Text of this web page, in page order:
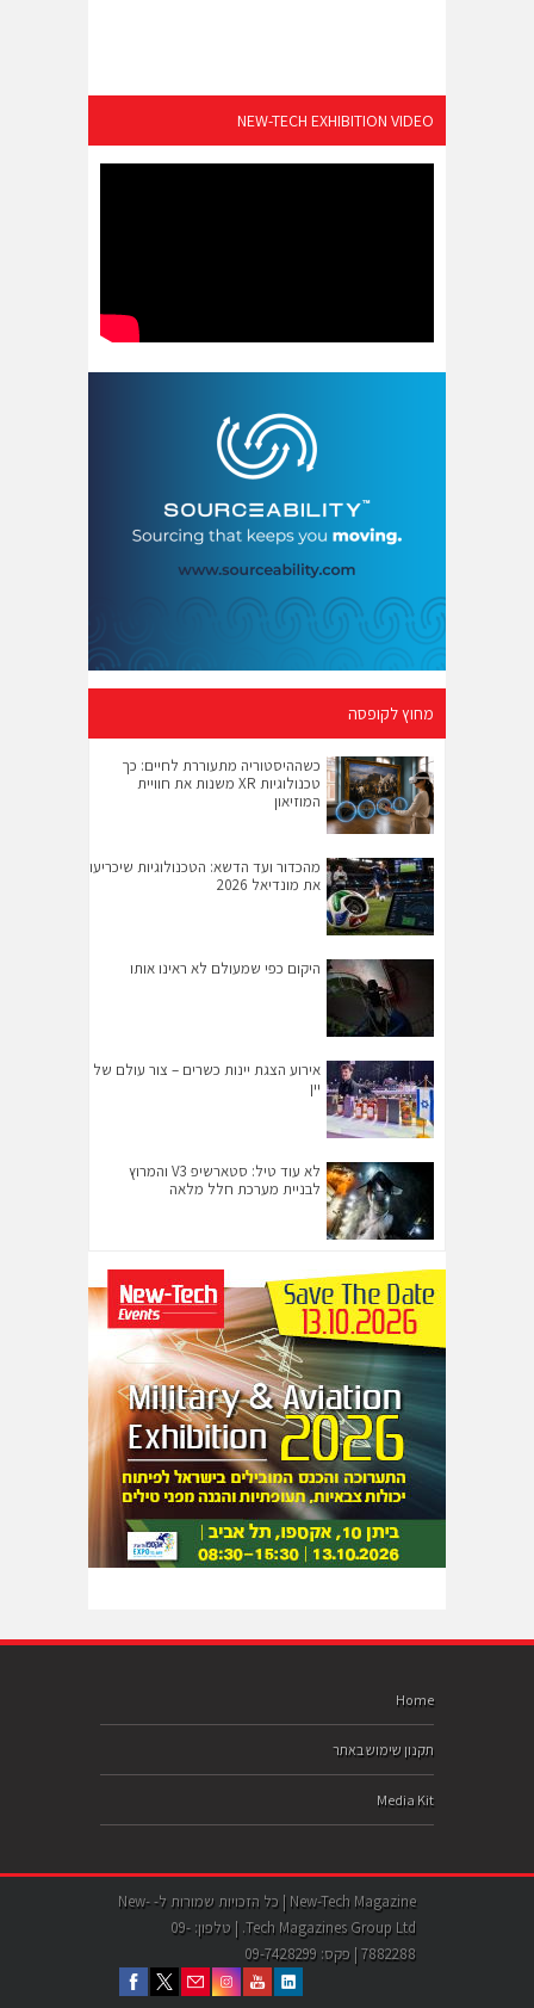
NEW-TECH EXHIBITION VIDEO
מחוץ לקופסה
כשההיסטוריה מתעוררת לחיים: כך
טכנולוגיות XR משנות את חוויית
המוזיאון
מהכדור ועד הדשא: הטכנולוגיות שיכריעו
את מונדיאל 2026
היקום כפי שמעולם לא ראינו אותו
אירוע הצגת יינות כשרים – צור עולם של
יין
לא עוד טיל: סטארשיפ V3 והמרוץ
לבניית מערכת חלל מלאה
Home
תקנון שימוש באתר
Media Kit
New-Tech Magazine | כל הזכויות שמורות ל- New-
Tech Magazines Group Ltd. | טלפון: 09-
7882288 | פקס: 09-7428299